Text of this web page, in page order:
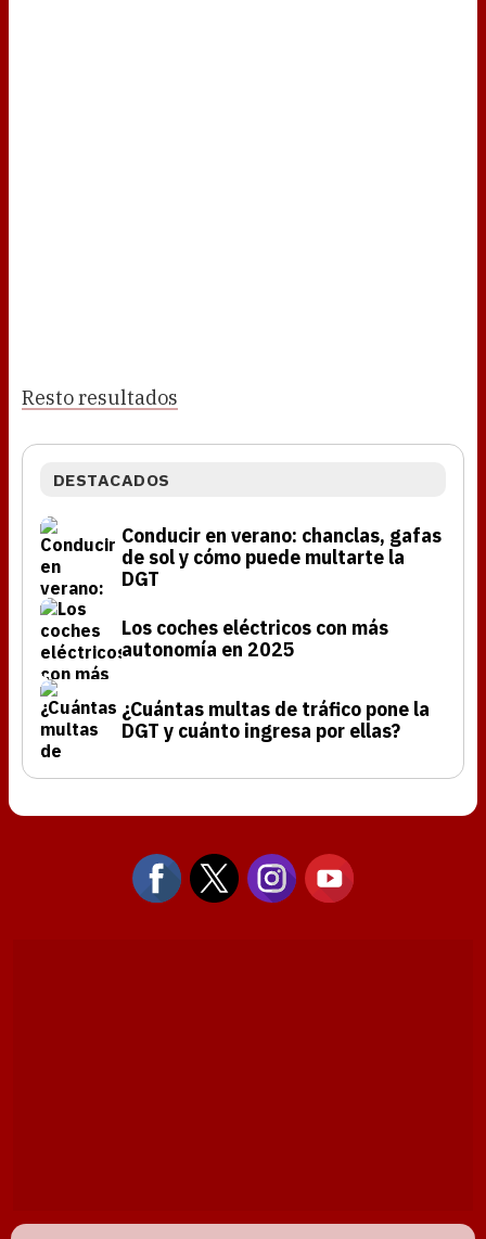
Resto resultados
DESTACADOS
Conducir en verano: chanclas, gafas
de sol y cómo puede multarte la
DGT
Los coches eléctricos con más
autonomía en 2025
¿Cuántas multas de tráfico pone la
DGT y cuánto ingresa por ellas?